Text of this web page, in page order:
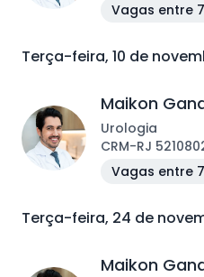
Vagas entre
Terça-feira, 10 de
Maikon
Urologia
CRM-RJ
Vagas entre
Terça-feira, 24 de
Maikon